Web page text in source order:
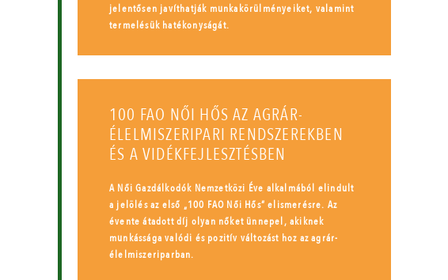
jelentősen javíthatják munkakörülményeiket, valamint
termelésük hatékonyságát.
100 FAO NŐI HŐS AZ AGRÁR-
ÉLELMISZERIPARI RENDSZEREKBEN
ÉS A VIDÉKFEJLESZTÉSBEN
A Női Gazdálkodók Nemzetközi Éve alkalmából elindult
a jelölés az első „100 FAO Női Hős” elismerésre. Az
évente átadott díj olyan nőket ünnepel, akiknek
munkássága valódi és pozitív változást hoz az agrár-
élelmiszeriparban.